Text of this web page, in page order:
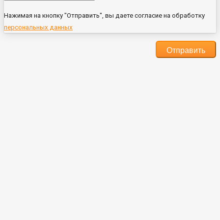
Нажимая на кнопку "Отправить", вы даете согласие на обработку
персональных данных
Отправить